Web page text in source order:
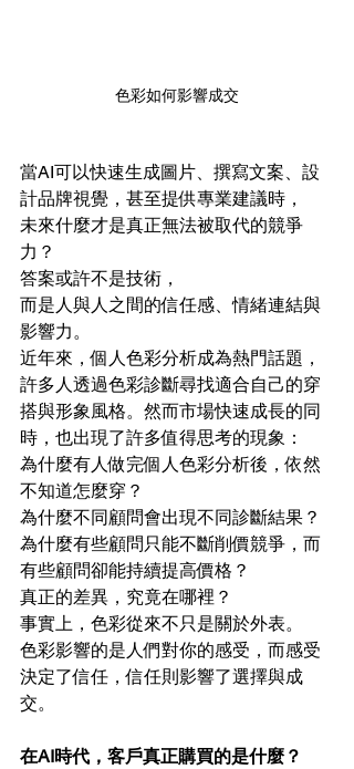
色彩如何影響成交
當AI可以快速生成圖片、撰寫文案、設
計品牌視覺，甚至提供專業建議時，
未來什麼才是真正無法被取代的競爭
力？
答案或許不是技術，
而是人與人之間的信任感、情緒連結與
影響力。
近年來，個人色彩分析成為熱門話題，
許多人透過色彩診斷尋找適合自己的穿
搭與形象風格。然而市場快速成長的同
時，也出現了許多值得思考的現象：
為什麼有人做完個人色彩分析後，依然
不知道怎麼穿？
為什麼不同顧問會出現不同診斷結果？
為什麼有些顧問只能不斷削價競爭，而
有些顧問卻能持續提高價格？
真正的差異，究竟在哪裡？
事實上，色彩從來不只是關於外表。
色彩影響的是人們對你的感受，而感受
決定了信任，信任則影響了選擇與成
交。
在AI時代，客戶真正購買的是什麼？